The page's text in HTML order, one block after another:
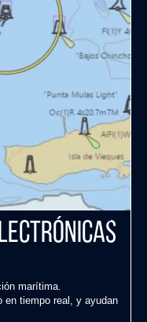
marítima.
en tiempo real, y ayudan